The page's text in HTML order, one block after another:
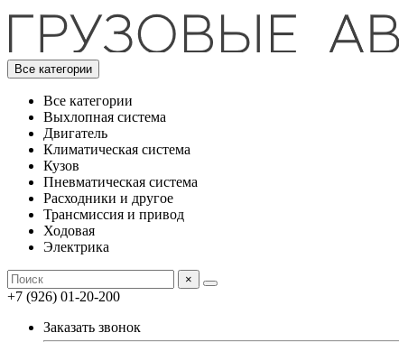
Все категории
Все категории
Выхлопная система
Двигатель
Климатическая система
Кузов
Пневматическая система
Расходники и другое
Трансмиссия и привод
Ходовая
Электрика
×
+7 (926) 01-20-200
Заказать звонок